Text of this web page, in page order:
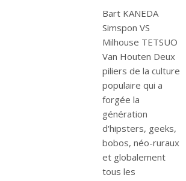
Bart KANEDA
Simspon VS
Milhouse TETSUO
Van Houten Deux
piliers de la culture
populaire qui a
forgée la
génération
d'hipsters, geeks,
bobos, néo-ruraux
et globalement
tous les